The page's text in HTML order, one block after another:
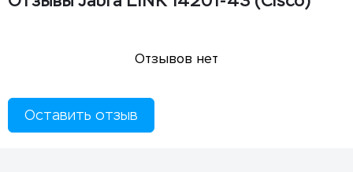
Отзывов нет
Оставить отзыв